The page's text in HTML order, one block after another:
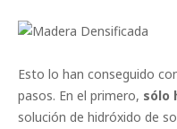
Esto lo han conseguido
pasos. En el primero, sólo
solución de hidróxido de